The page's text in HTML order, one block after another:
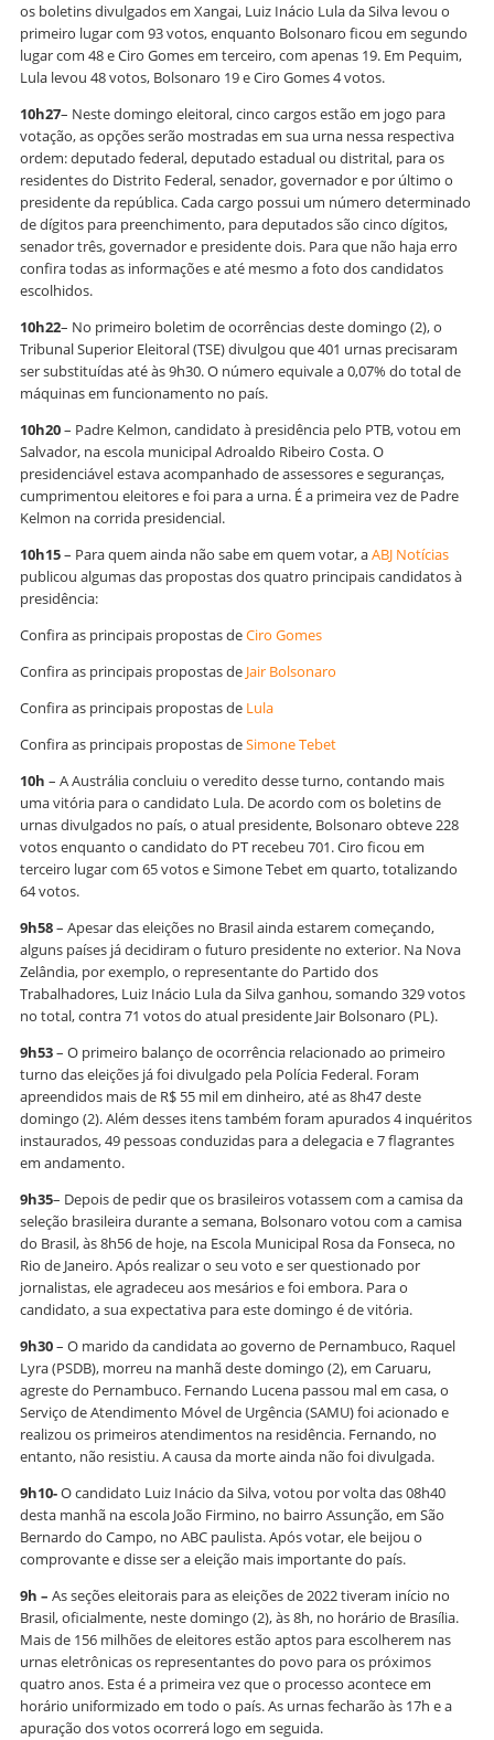
os boletins divulgados em Xangai, Luiz Inácio Lula da Silva levou o
primeiro lugar com 93 votos, enquanto Bolsonaro ficou em segundo
lugar com 48 e Ciro Gomes em terceiro, com apenas 19. Em Pequim,
Lula levou 48 votos, Bolsonaro 19 e Ciro Gomes 4 votos.
10h27– Neste domingo eleitoral, cinco cargos estão em jogo para
votação, as opções serão mostradas em sua urna nessa respectiva
ordem: deputado federal, deputado estadual ou distrital, para os
residentes do Distrito Federal, senador, governador e por último o
presidente da república. Cada cargo possui um número determinado
de dígitos para preenchimento, para deputados são cinco dígitos,
senador três, governador e presidente dois. Para que não haja erro
confira todas as informações e até mesmo a foto dos candidatos
escolhidos.
10h22– No primeiro boletim de ocorrências deste domingo (2), o
Tribunal Superior Eleitoral (TSE) divulgou que 401 urnas precisaram
ser substituídas até às 9h30. O número equivale a 0,07% do total de
máquinas em funcionamento no país.
10h20– Padre Kelmon, candidato à presidência pelo PTB, votou em
Salvador, na escola municipal Adroaldo Ribeiro Costa. O
presidenciável estava acompanhado de assessores e seguranças,
cumprimentou eleitores e foi para a urna. É a primeira vez de Padre
Kelmon na corrida presidencial.
10h15– Para quem ainda não sabe em quem votar, aABJ Notícias
publicou algumas das propostas dos quatro principais candidatos à
presidência:
Confira as principais propostas deCiro Gomes
Confira as principais propostas de Jair Bolsonaro
Confira as principais propostas de Lula
Confira as principais propostas deSimone Tebet
10h – A Austrália concluiu o veredito desse turno, contando mais
uma vitória para o candidato Lula. De acordo com os boletins de
urnas divulgados no país, o atual presidente, Bolsonaro obteve 228
votos enquanto o candidato do PT recebeu 701. Ciro ficou em
terceiro lugar com 65 votos e Simone Tebet em quarto, totalizando
64 votos.
9h58– Apesar das eleições no Brasil ainda estarem começando,
alguns países já decidiram o futuro presidente no exterior. Na Nova
Zelândia, por exemplo, o representante do Partido dos
Trabalhadores, Luiz Inácio Lula da Silva ganhou, somando 329 votos
no total, contra 71 votos do atual presidente Jair Bolsonaro (PL).
9h53– O primeiro balanço de ocorrência relacionado ao primeiro
turno das eleições já foi divulgado pela Polícia Federal. Foram
apreendidos mais de R$ 55 mil em dinheiro, até as 8h47 deste
domingo (2). Além desses itens também foram apurados 4 inquéritos
instaurados, 49 pessoas conduzidas para a delegacia e 7 flagrantes
em andamento.
9h35– Depois de pedir que os brasileiros votassem com a camisa da
seleção brasileira durante a semana, Bolsonaro votou com a camisa
do Brasil, às 8h56 de hoje, na Escola Municipal Rosa da Fonseca, no
Rio de Janeiro. Após realizar o seu voto e ser questionado por
jornalistas, ele agradeceu aos mesários e foi embora. Para o
candidato, a sua expectativa para este domingo é de vitória.
9h30– O marido da candidata ao governo de Pernambuco, Raquel
Lyra (PSDB), morreu na manhã deste domingo (2), em Caruaru,
agreste do Pernambuco. Fernando Lucena passou mal em casa, o
Serviço de Atendimento Móvel de Urgência (SAMU) foi acionado e
realizou os primeiros atendimentos na residência. Fernando, no
entanto, não resistiu. A causa da morte ainda não foi divulgada.
9h10-O candidato Luiz Inácio da Silva, votou por volta das 08h40
desta manhã na escola João Firmino, no bairro Assunção, em São
Bernardo do Campo, no ABC paulista. Após votar, ele beijou o
comprovante e disse ser a eleição mais importante do país.
9h – As seções eleitorais para as eleições de 2022 tiveram início no
Brasil, oficialmente, neste domingo (2), às 8h, no horário de Brasília.
Mais de 156 milhões de eleitores estão aptos para escolherem nas
urnas eletrônicas os representantes do povo para os próximos
quatro anos. Esta é a primeira vez que o processo acontece em
horário uniformizado em todo o país. As urnas fecharão às 17h e a
apuração dos votos ocorrerá logo em seguida.